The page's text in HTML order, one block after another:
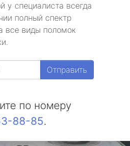
у специалиста всегда
полный спектр
все виды поломок
Отправить
по номеру
88-85.